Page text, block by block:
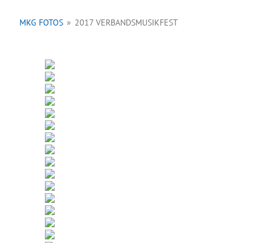
MKG FOTOS » 2017 VERBANDSMUSIKFEST